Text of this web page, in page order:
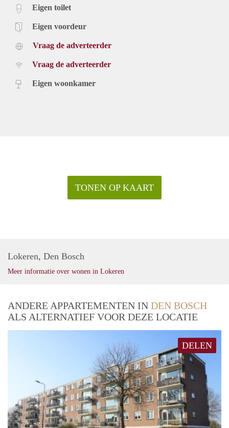
Eigen toilet
Eigen voordeur
Vraag de adverteerder
Vraag de adverteerder
Eigen woonkamer
TONEN OP KAART
Lokeren, Den Bosch
Meer informatie over wonen in Lokeren
ANDERE APPARTEMENTEN IN DEN BOSCH
ALS ALTERNATIEF VOOR DEZE LOCATIE
DELEN